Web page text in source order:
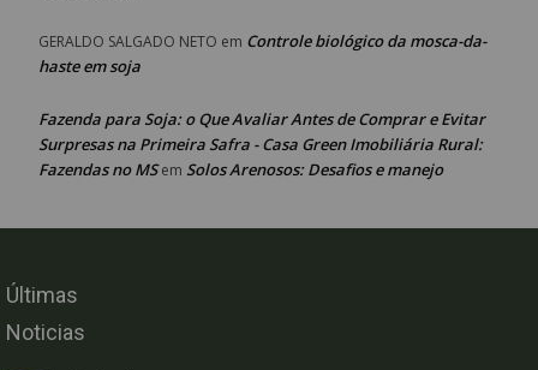
GERALDO SALGADO NETO em Controle biológico da mosca-da-
haste em soja
Fazenda para Soja: o Que Avaliar Antes de Comprar e Evitar
Surpresas na Primeira Safra - Casa Green Imobiliária Rural:
Fazendas no MSem Solos Arenosos: Desafios e manejo
Últimas
Noticias